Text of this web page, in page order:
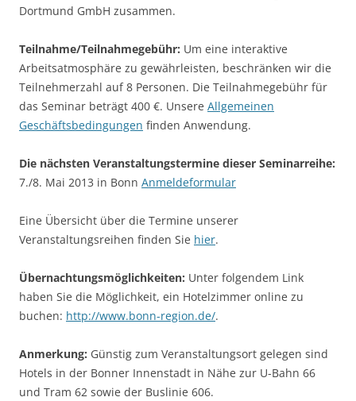
Dortmund GmbH zusammen.
Teilnahme/Teilnahmegebühr: Um eine interaktive
Arbeitsatmosphäre zu gewährleisten, beschränken wir die
Teilnehmerzahl auf 8 Personen. Die Teilnahmegebühr für
das Seminar beträgt 400 €. Unsere Allgemeinen
Geschäftsbedingungen finden Anwendung.
Die nächsten Veranstaltungstermine dieser Seminarreihe:
7./8. Mai 2013 in Bonn Anmeldeformular
Eine Übersicht über die Termine unserer
Veranstaltungsreihen finden Sie hier.
Übernachtungsmöglichkeiten: Unter folgendem Link
haben Sie die Möglichkeit, ein Hotelzimmer online zu
buchen: http://www.bonn-region.de/.
Anmerkung: Günstig zum Veranstaltungsort gelegen sind
Hotels in der Bonner Innenstadt in Nähe zur U-Bahn 66
und Tram 62 sowie der Buslinie 606.